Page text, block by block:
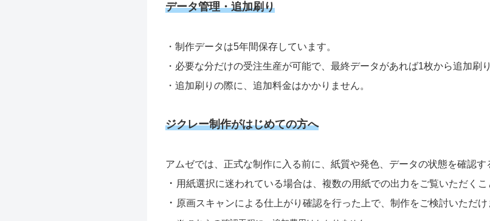
データ管理・追加刷り
・制作データは5年間保存しています。
・必要な分だけの受注生産が可能で、最終データがあれば1枚から追加刷
・追加刷りの際に、追加料金はかかりません。
ジクレー制作がはじめての方へ
アムゼでは、正式な制作に入る前に、紙質や発色、データの状態を確認す
・ 用紙選択に迷われている場合は、複数の用紙での出力をご覧いただくこ
・ 原画スキャンによる仕上がり確認を行った上で、制作をご検討いただけ